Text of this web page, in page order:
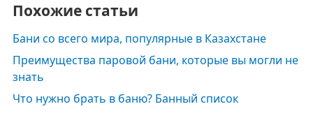
Похожие статьи
Бани со всего мира, популярные в Казахстане
Преимущества паровой бани, которые вы могли не
знать
Что нужно брать в баню? Банный список